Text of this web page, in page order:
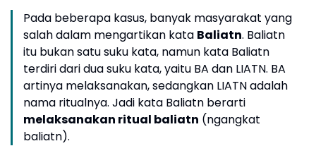
Pada beberapa kasus, banyak masyarakat yang
salah dalam mengartikan kata Baliatn. Baliatn
itu bukan satu suku kata, namun kata Baliatn
terdiri dari dua suku kata, yaitu BA dan LIATN. BA
artinya melaksanakan, sedangkan LIATN adalah
nama ritualnya. Jadi kata Baliatn berarti
melaksanakan ritual baliatn (ngangkat
baliatn).